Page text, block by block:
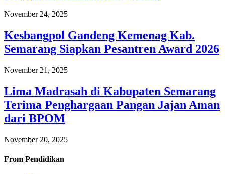
November 24, 2025
Kesbangpol Gandeng Kemenag Kab.
Semarang Siapkan Pesantren Award 2026
November 21, 2025
Lima Madrasah di Kabupaten Semarang
Terima Penghargaan Pangan Jajan Aman
dari BPOM
November 20, 2025
From Pendidikan